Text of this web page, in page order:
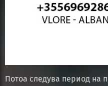
Потоа следува период на